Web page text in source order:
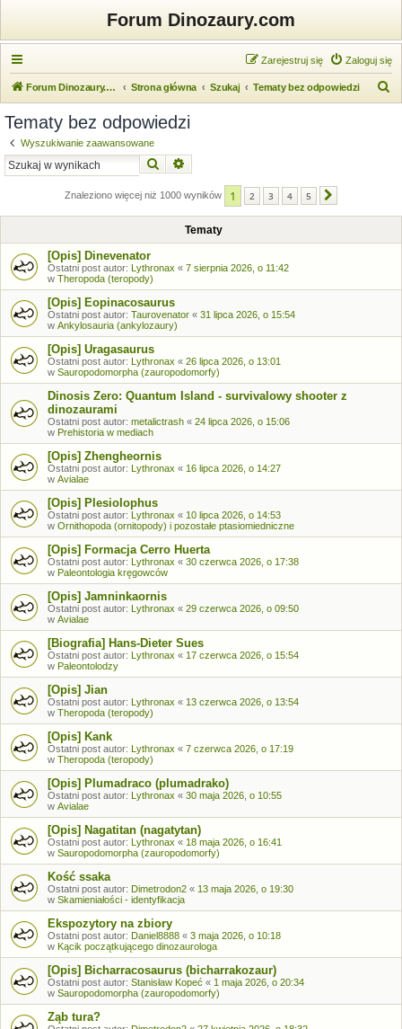
Forum Dinozaury.com
Zaloguj się
Zarejestruj się
Forum Dinozaury.com Strona główna Szukaj Tematy bez odpowiedzi
Tematy bez odpowiedzi
Wyszukiwanie zaawansowane
Szukaj
Znaleziono więcej niż 1000 wyników 1 2 3 4 5
Tematy
[Opis] Dinevenator
Ostatni post autor: Lythronax « 7 sierpnia 2026, o 11:42
w Theropoda (teropody)
[Opis] Eopinacosaurus
Ostatni post autor: Taurovenator « 31 lipca 2026, o 15:54
w Ankylosauria (ankylozaury)
[Opis] Uragasaurus
Ostatni post autor: Lythronax « 26 lipca 2026, o 13:01
w Sauropodomorpha (zauropodomorfy)
Dinosis Zero: Quantum Island - survivalowy shooter z
dinozaurami
Ostatni post autor: metalictrash « 24 lipca 2026, o 15:06
w Prehistoria w mediach
[Opis] Zhengheornis
Ostatni post autor: Lythronax « 16 lipca 2026, o 14:27
w Avialae
[Opis] Plesiolophus
Ostatni post autor: Lythronax « 10 lipca 2026, o 14:53
w Ornithopoda (ornitopody) i pozostałe ptasiomiedniczne
[Opis] Formacja Cerro Huerta
Ostatni post autor: Lythronax « 30 czerwca 2026, o 17:38
w Paleontologia kręgowców
[Opis] Jamninkaornis
Ostatni post autor: Lythronax « 29 czerwca 2026, o 09:50
w Avialae
[Biografia] Hans-Dieter Sues
Ostatni post autor: Lythronax « 17 czerwca 2026, o 15:54
w Paleontolodzy
[Opis] Jian
Ostatni post autor: Lythronax « 13 czerwca 2026, o 13:54
w Theropoda (teropody)
[Opis] Kank
Ostatni post autor: Lythronax « 7 czerwca 2026, o 17:19
w Theropoda (teropody)
[Opis] Plumadraco (plumadrako)
Ostatni post autor: Lythronax « 30 maja 2026, o 10:55
w Avialae
[Opis] Nagatitan (nagatytan)
Ostatni post autor: Lythronax « 18 maja 2026, o 16:41
w Sauropodomorpha (zauropodomorfy)
Kość ssaka
Ostatni post autor: Dimetrodon2 « 13 maja 2026, o 19:30
w Skamieniałości - identyfikacja
Ekspozytory na zbiory
Ostatni post autor: Daniel8888 « 3 maja 2026, o 10:18
w Kącik początkującego dinozaurologa
[Opis] Bicharracosaurus (bicharrakozaur)
Ostatni post autor: Stanisław Kopeć « 1 maja 2026, o 20:34
w Sauropodomorpha (zauropodomorfy)
Ząb tura?